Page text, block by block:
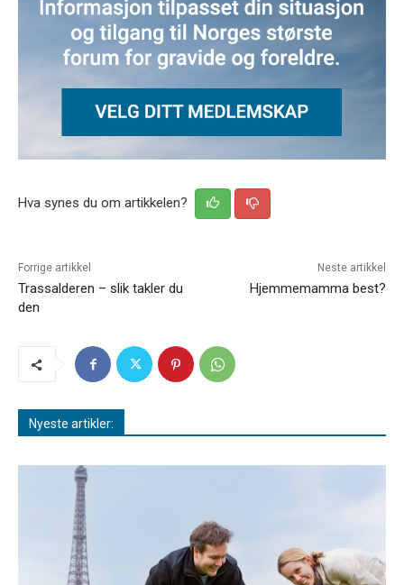
Hva synes du om artikkelen?
Forrige artikkel
Trassalderen – slik takler du
den
Neste artikkel
Hjemmemamma best?
Nyeste artikler: